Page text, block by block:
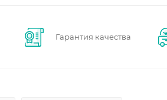
Гарантия качества